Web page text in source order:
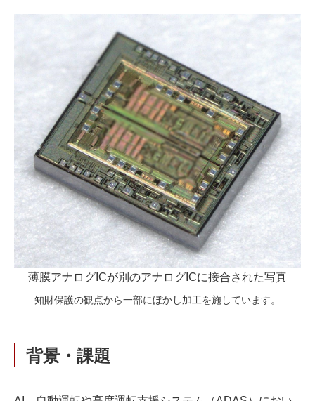
薄膜アナログICが別のアナログICに接合された写真
知財保護の観点から一部にぼかし加工を施しています。
背景・課題